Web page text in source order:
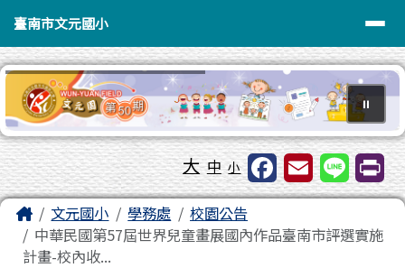
臺南市文元國小
導覽列
臺南市文元國小
⏸
工具列 大 中 小
主內容區域
Home文元國小 學務處
校園公告
中華民國第57屆世界兒童畫展國內作品臺南市評選實施
計畫-校內收...
頁尾區域